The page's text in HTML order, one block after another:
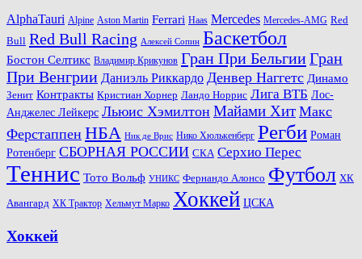
AlphaTauri Alpine Aston Martin Ferrari Haas Mercedes Mercedes-AMG Red
Bull Red Bull Racing Алексей Сопин Баскетбол
Бостон Селтикс Владимир Крикунов Гран При БельгииГран
При Венгрии Даниэль Риккардо Денвер Наггетс Динамо
Зенит Контракты Кристиан Хорнер Ландо Норрис Лига ВТБ Лос-
Анджелес Лейкерс Льюис Хэмилтон Майами Хит Макс
Ферстаппен НБА Ник де Врис Нико Хюлькенберг Регби Роман
Ротенберг СБОРНАЯ РОССИИ СКА Серхио Перес
Теннис Тото Вольф УНИКС Фернандо Алонсо Футбол ХК
Авангард ХК Трактор Хельмут Марко Хоккей ЦСКА
Хоккей